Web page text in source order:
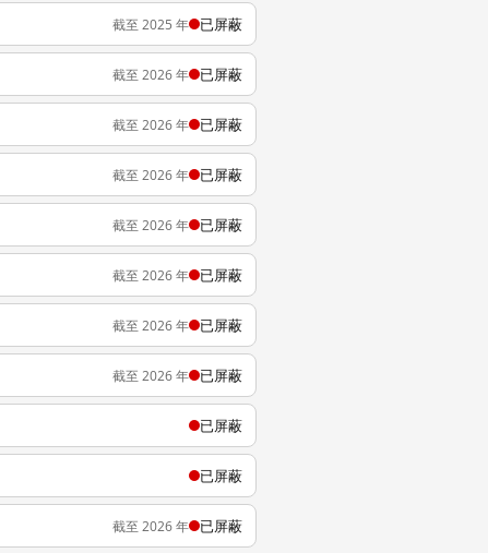
截至 2025 年 已屏蔽
截至 2026 年 已屏蔽
截至 2026 年 已屏蔽
截至 2026 年 已屏蔽
截至 2026 年 已屏蔽
截至 2026 年 已屏蔽
截至 2026 年 已屏蔽
截至 2026 年 已屏蔽
已屏蔽
已屏蔽
截至 2026 年 已屏蔽